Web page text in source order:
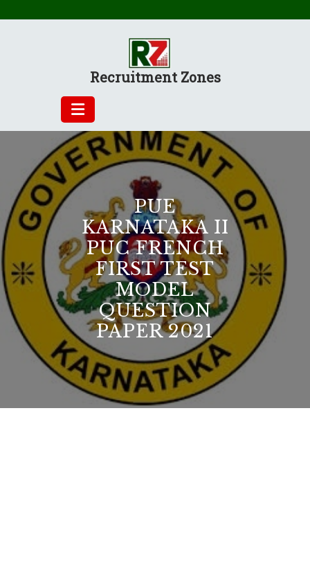
Recruitment Zones
PUE
KARNATAKA II
PUC FRENCH
FIRST TEST
MODEL
QUESTION
PAPER 2021